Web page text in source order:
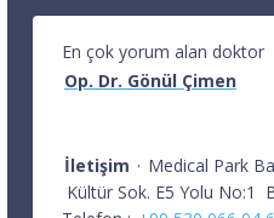
En çok yorum alan doktor
Op. Dr. Gönül Çimen
İletişim · Medical Park
Kültür Sok. E5 Yolu No:1